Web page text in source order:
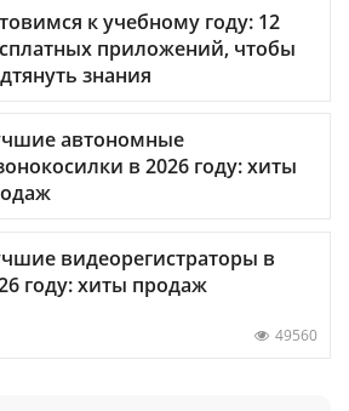
к учебному году: 12
приложений, чтобы
знания
автономные
в 2026 году: хиты
видеорегистраторы в
году: хиты продаж
49560